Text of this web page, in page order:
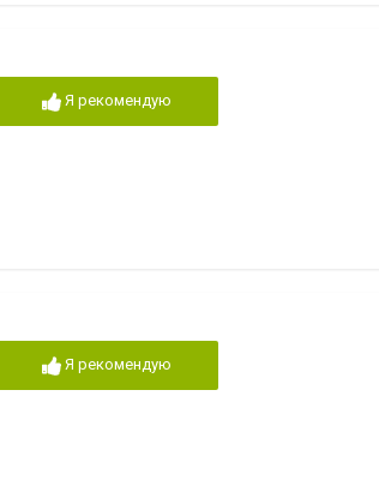
Я рекомендую
Я рекомендую